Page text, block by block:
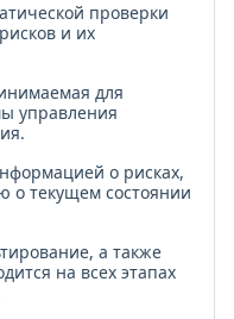
проверки
и их
для
управления
о рисках,
текущем состоянии
а также
на всех этапах